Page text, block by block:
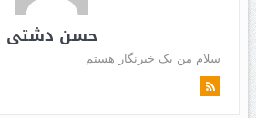
حسن دشتی
سلام من یک خبرنگار هستم